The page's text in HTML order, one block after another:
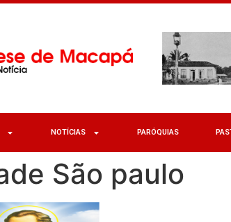
NOTÍCIAS PARÓQUIAS
São paulo